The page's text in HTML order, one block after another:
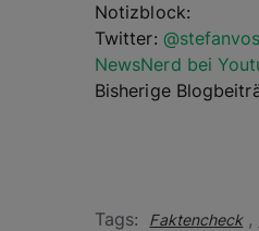
Notizblock:
Twitter:
NewsNerd bei
Bisherige
Tags: Faktencheck ,